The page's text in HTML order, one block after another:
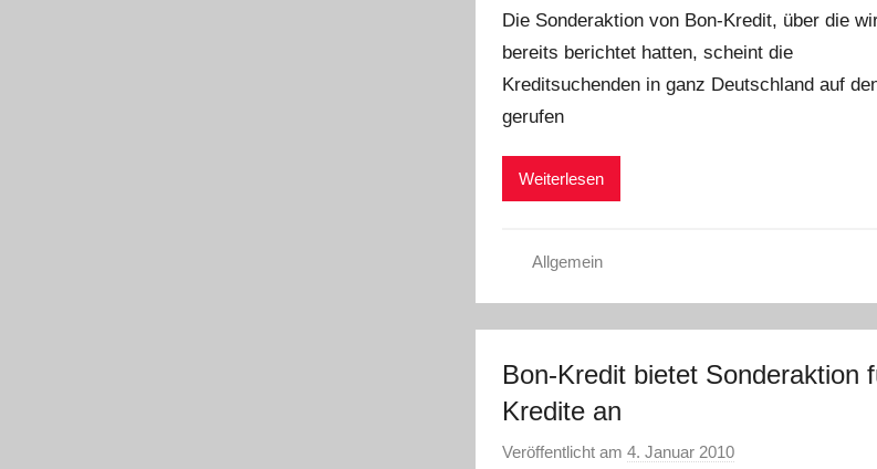
n
C
h
Die Sonderaktion von Bon-Kredit, über die
bereits berichtet hatten, scheint die
Kreditsuchenden in ganz Deutschland auf
gerufen
Weiterlesen
Allgemein
Bon-Kredit bietet Sonderaktion
Kredite an
Veröffentlicht am 4. Januar 2010v